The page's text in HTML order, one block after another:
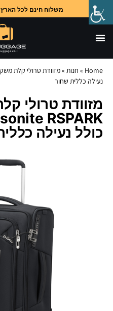
משלוח חינם לכל הארץ |
Home
» חנות »
נעילה כללית שחור
מזוודת טרולי
כולל נעילה